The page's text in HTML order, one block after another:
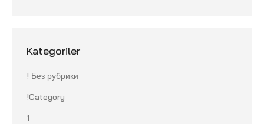
Kategoriler
! Без рубрики
!Category
1